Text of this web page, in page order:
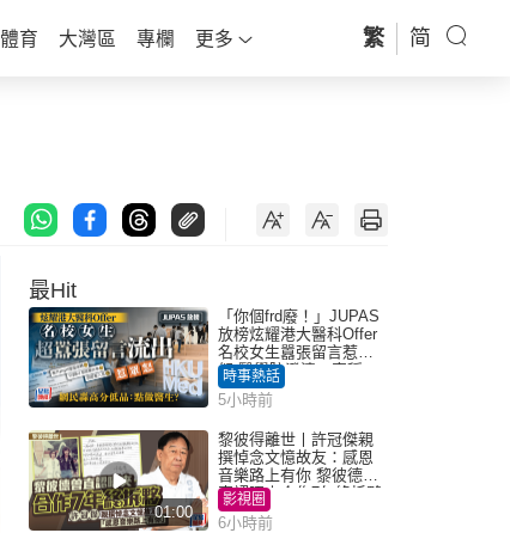
體育 大灣區 專欄 更多 繁 简
最Hit
「你個frd廢！」JUPAS
放榜炫耀港大醫科Offer
名校女生囂張留言惹眾
怒 醫學院澄清：宣稱
「40.5分獲錄取」不符事
實｜Juicy叮
時事熱話
5小時前
01:00
黎彼得離世丨許冠傑親
撰悼念文憶故友：感恩
音樂路上有你 黎彼德曾
直認唔夾合作7年終拆夥
影視圈
6小時前